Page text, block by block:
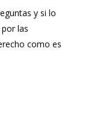
y si lo
las
como es